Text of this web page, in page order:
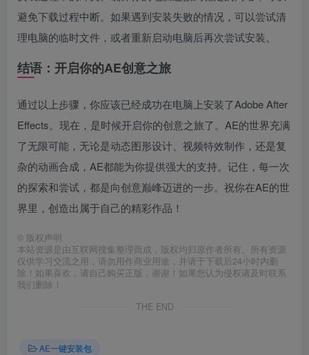
避免下载过程中断。如果遇到安装失败的情况，可以尝试清
理电脑的临时文件，或者重新启动电脑后再次尝试安装。
结语：开启你的AE创意之旅
通过以上步骤，你应该已经成功在电脑上安装了Adobe After
Effects。现在，是时候开启你的创意之旅了。AE的世界充满
了无限可能，无论是动态图形设计、视频特效制作，还是复
杂的动画合成，AE都能为你提供强大的支持。记住，每一次
的探索和尝试，都是向创意巅峰迈进的一步。祝你在AE的世
界里，创造出属于自己的精彩作品！
© 版权声明
本站资源是由互联网搜集整理而成，版权均归原作者所有。所有资源
仅供学习交流之用，请勿用作商业用途，并请于下载后24小时内删
除！如果喜欢，请自己购买正版，谢谢！如果您认为侵权请及时联系
我们删除！
THE END
AE一键安装包